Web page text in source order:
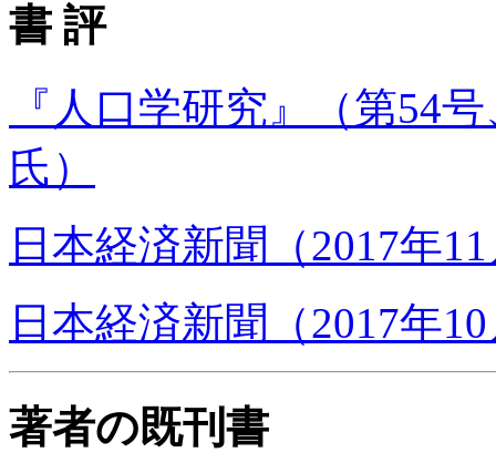
書 評
『人口学研究』（第54
氏）
日本経済新聞（2017年
日本経済新聞（2017年
著者の既刊書